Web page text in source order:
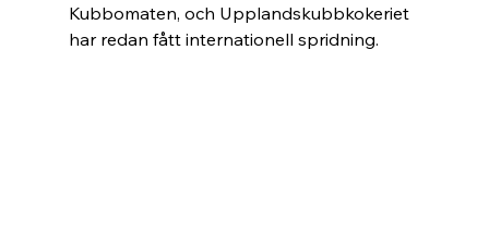
Kubbomaten, och Upplandskubbkokeriet
har redan fått internationell spridning.